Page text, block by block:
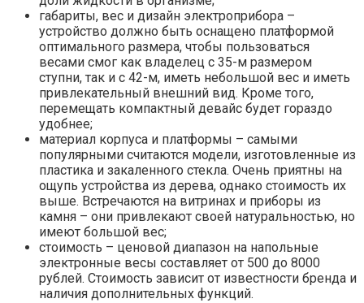
габариты, вес и дизайн электроприбора –
устройство должно быть оснащено платформой
оптимального размера, чтобы пользоваться
весами смог как владелец с 35-м размером
ступни, так и с 42-м, иметь небольшой вес и иметь
привлекательный внешний вид. Кроме того,
перемещать компактный девайс будет гораздо
удобнее;
материал корпуса и платформы – самыми
популярными считаются модели, изготовленные из
пластика и закаленного стекла. Очень приятны на
ощупь устройства из дерева, однако стоимость их
выше. Встречаются на витринах и приборы из
камня – они привлекают своей натуральностью, но
имеют большой вес;
стоимость – ценовой диапазон на напольные
электронные весы составляет от 500 до 8000
рублей. Стоимость зависит от известности бренда и
наличия дополнительных функций.